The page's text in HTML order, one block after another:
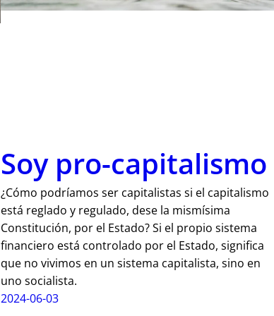
Soy pro-capitalismo
¿Cómo podríamos ser capitalistas si el capitalismo
está reglado y regulado, dese la mismísima
Constitución, por el Estado? Si el propio sistema
financiero está controlado por el Estado, significa
que no vivimos en un sistema capitalista, sino en
uno socialista.
2024-06-03